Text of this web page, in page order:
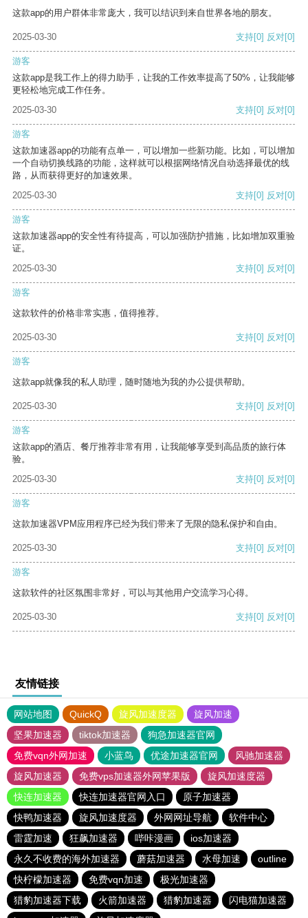
这款app的用户群体非常庞大，我可以结识到来自世界各地的朋友。
2025-03-30 支持[0] 反对[0]
游客
这款app是我工作上的得力助手，让我的工作效率提高了50%，让我能够
更轻松地完成工作任务。
2025-03-30
支持[0] 反对[0]
游客
这款加速器app的功能有点单一，可以增加一些新功能。比如，可以增加
一个自动切换线路的功能，这样就可以根据网络情况自动选择最优的线
路，从而获得更好的加速效果。
2025-03-30
支持[0] 反对[0]
游客
这款加速器app的安全性有待提高，可以加强防护措施，比如增加双重验
证。
2025-03-30
支持[0] 反对[0]
游客
这款软件的价格非常实惠，值得推荐。
2025-03-30 支持[0] 反对[0]
游客
这款app就像我的私人助理，随时随地为我的办公提供帮助。
2025-03-30 支持[0] 反对[0]
游客
这款app的酒店、餐厅推荐非常有用，让我能够享受到高品质的旅行体
验。
2025-03-30
支持[0] 反对[0]
游客
这款加速器VPM应用程序已经为我们带来了无限的隐私保护和自由。
2025-03-30 支持[0] 反对[0]
游客
这款软件的社区氛围非常好，可以与其他用户交流学习心得。
2025-03-30 支持[0] 反对[0]
友情链接
网站地图 QuickQ 旋风加速度器
旋风加速
坚果加速器
tiktok加速器
狗急加速器官网
免费vqn外网加速
小蓝鸟 优途加速器官网
风驰加速器
旋风加速器
免费vps加速器外网苹果版
旋风加速度器
快连加速器
快连加速器官网入口
原子加速器
快鸭加速器
旋风加速度器 外网网址导航
软件中心
雷霆加速
狂飙加速器 哔咔漫画
ios加速器
永久不收费的海外加速器
蘑菇加速器 水母加速
outline
快柠檬加速器
免费vqn加速
极光加速器
猎豹加速器下载
火箭加速器 猎豹加速器
闪电猫加速器